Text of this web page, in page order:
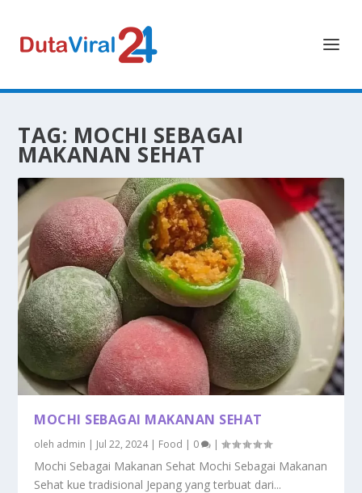
TAG: MOCHI SEBAGAI
MAKANAN SEHAT
MOCHI SEBAGAI MAKANAN SEHAT
oleh admin | Jul 22, 2024| Food | 0 |
Mochi Sebagai Makanan Sehat Mochi Sebagai Makanan
Sehat kue tradisional Jepang yang terbuat dari...